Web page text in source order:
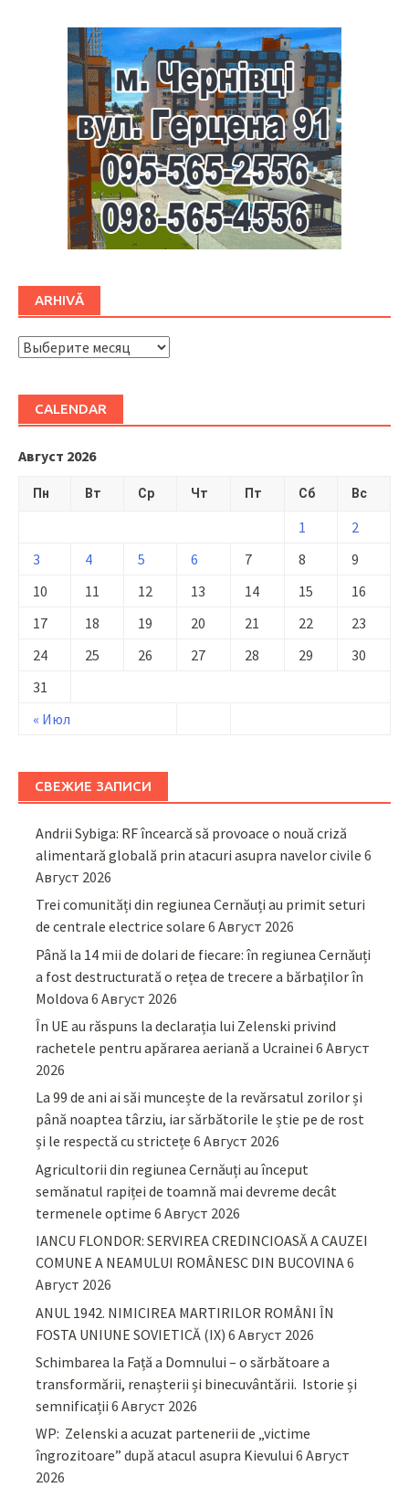
ARHIVĂ
ARHIVĂ
CALENDAR
Август 2026
Пн Вт Ср Чт Пт Сб Вс
« Июл
1
2
3
4 5 6 7 8
9
10
11 12 13 14 15
16
17
18 19 20 21 22
23
24
25 26 27 28 29
30
31
СВЕЖИЕ ЗАПИСИ
Andrii Sybiga: RF încearcă să provoace o nouă criză
alimentară globală prin atacuri asupra navelor civile 6
Август 2026
Trei comunități din regiunea Cernăuți au primit seturi
de centrale electrice solare 6 Август 2026
Până la 14 mii de dolari de fiecare: în regiunea Cernăuți
a fost destructurată o rețea de trecere a bărbaților în
Moldova 6 Август 2026
În UE au răspuns la declarația lui Zelenski privind
rachetele pentru apărarea aeriană a Ucrainei 6 Август
2026
La 99 de ani ai săi muncește de la revărsatul zorilor și
până noaptea târziu, iar sărbătorile le știe pe de rost
și le respectă cu strictețe 6 Август 2026
Agricultorii din regiunea Cernăuți au început
semănatul rapiței de toamnă mai devreme decât
termenele optime 6 Август 2026
IANCU FLONDOR: SERVIREA CREDINCIOASĂ A CAUZEI
COMUNE A NEAMULUI ROMÂNESC DIN BUCOVINA6
Август 2026
ANUL 1942. NIMICIREA MARTIRILOR ROMÂNI ÎN
FOSTA UNIUNE SOVIETICĂ (IX) 6 Август 2026
Schimbarea la Față a Domnului – o sărbătoare a
transformării, renașterii și binecuvântării. Istorie și
semnificații 6 Август 2026
WP: Zelenski a acuzat partenerii de „victime
îngrozitoare” după atacul asupra Kievului 6 Август
2026